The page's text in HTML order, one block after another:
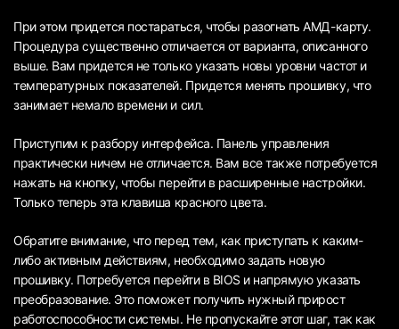
При этом придется постараться, чтобы разогнать АМД-карту.
Процедура существенно отличается от варианта, описанного
выше. Вам придется не только указать новы уровни частот и
температурных показателей. Придется менять прошивку, что
занимает немало времени и сил.
Приступим к разбору интерфейса. Панель управления
практически ничем не отличается. Вам все также потребуется
нажать на кнопку, чтобы перейти в расширенные настройки.
Только теперь эта клавиша красного цвета.
Обратите внимание, что перед тем, как приступать к каким-
либо активным действиям, необходимо задать новую
прошивку. Потребуется перейти в BIOS и напрямую указать
преобразование. Это поможет получить нужный прирост
работоспособности системы. Не пропускайте этот шаг, так как